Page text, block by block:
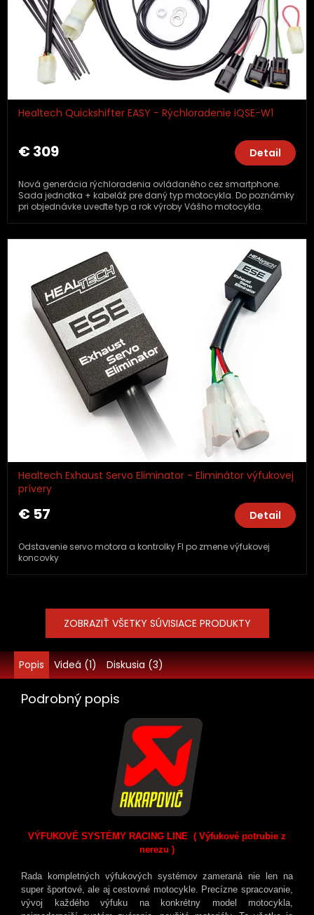
Healtech Quickshifter EASY - Rýchloradenie iQSE-W1
€ 309 Detail
Nová generácia rýchloradenia ovládaného cez smartphone.
Sada jednotka + kabeláž pre daný typ motocykla. Do poznámky
pri objednávke uveďte typ a rok výroby Vášho motocykla.
Healtech Exhaust Servo Eliminator - Eliminátor výfukovej
prívery
€ 57 Detail
Odstavenie servo motora a kontrolky FI po zmene výfukovej
koncovky
ZOBRAZIŤ VŠETKY SÚVISIACE PRODUKTY
Popis Videá (1) Diskusia (3)
Podrobný popis
VÝFUKOVÉ SYSTÉMY RACING LINE ( Výfukové potrubie z
nerezu )
Rada kompletných výfukových systémov zameraná nie len na
super športové, ale aj cestovné motocykle. Precízne spracovanie,
vývoj každého výfuku na konkrétny model motocykla,